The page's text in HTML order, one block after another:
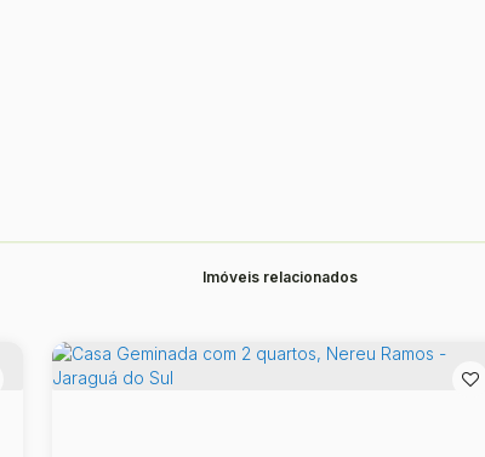
Imóveis relacionados